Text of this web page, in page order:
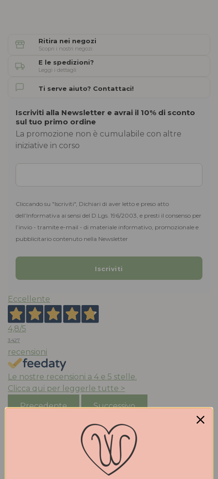
Ritira nei negozi
Scopri i nostri negozi
E le spedizioni?
Leggi i dettagli
Ti serve aiuto? Contattaci!
Iscriviti alla Newsletter e avrai il 10% di sconto
sul tuo primo ordine
La promozione non è cumulabile con altre
iniziative in corso
Cliccando su "Iscriviti", Dichiari di aver letto e preso atto
dell’Informativa ai sensi del D.Lgs. 196/2003, e presti il consenso per
l’invio - tramite e-mail - di materiale informativo, promozionale e
pubblicitario contenuto nella Newsletter
Eccellente
4,8/5
3.427
recensioni
Le nostre recensioni a 4 e 5 stelle.
Clicca qui per leggerle tutte >
Precedente
Successivo
Negozio con una vasta scelta di scarpe